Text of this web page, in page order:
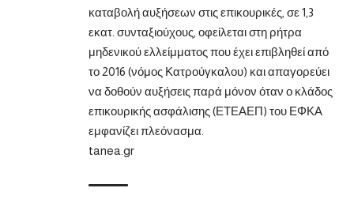
καταβολή αυξήσεων στις επικουρικές, σε 1,3
εκατ. συνταξιούχους, οφείλεται στη ρήτρα
μηδενικού ελλείμματος που έχει επιβληθεί από
το 2016 (νόμος Κατρούγκαλου) και απαγορεύει
να δοθούν αυξήσεις παρά μόνον όταν ο κλάδος
επικουρικής ασφάλισης (ΕΤΕΑΕΠ) του ΕΦΚΑ
εμφανίζει πλεόνασμα.
tanea.gr